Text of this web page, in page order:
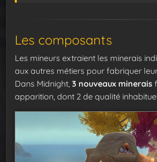
Les composants
Les mineurs extraient les minerais
aux autres métiers pour fabriquer
Dans Midnight, 3 nouveaux minerais
apparition, dont 2 de qualité